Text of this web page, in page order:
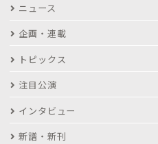
ニュース
企画・連載
トピックス
注目公演
インタビュー
新譜・新刊